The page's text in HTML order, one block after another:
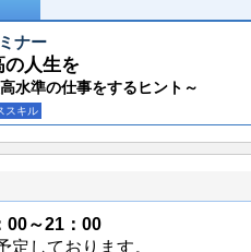
ナー
の人生を
水準の仕事をするヒント～
スキル
00～21：00
しております。